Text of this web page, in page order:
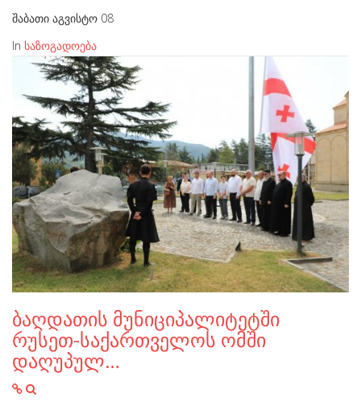
შაბათი აგვისტო 08
In საზოგადოება
ბაღდათის მუნიციპალიტეტში
რუსეთ-საქართველოს ომში
დაღუპულ…